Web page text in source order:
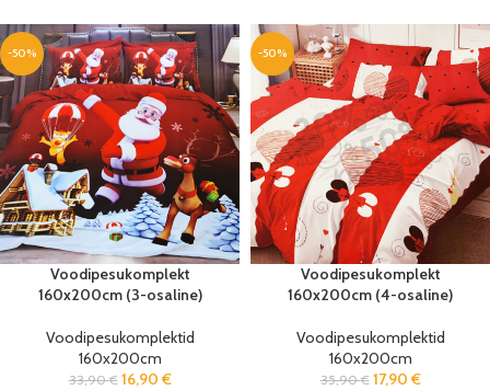
-50%
Voodipesukomplekt
160x200cm (3-osaline)
Voodipesukomplektid
160x200cm
33,90€ 16,90 €
-50%
Voodipesukomplekt
160x200cm (4-osaline)
Voodipesukomplektid
160x200cm
35,90€ 17,90 €